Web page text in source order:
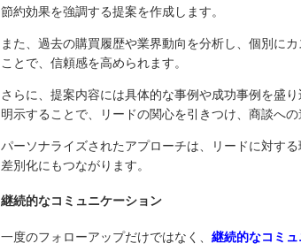
節約効果を強調する提案を作成します。
また、過去の購買履歴や業界動向を分析し、個別に
ことで、信頼感を高められます。
さらに、提案内容には具体的な事例や成功事例を盛
明示することで、リードの関心を引きつけ、商談への
パーソナライズされたアプローチは、リードに対す
差別化にもつながります。
継続的なコミュニケーション
一度のフォローアップだけではなく、 継続的なコミ